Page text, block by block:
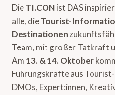
DieTI.CONist DAS
alle, dieTourist-
Destinationen
Team, mit großer Tatkraft
Am 13. & 14. Oktober
Führungskräfte aus
DMOs, Expert:innen,